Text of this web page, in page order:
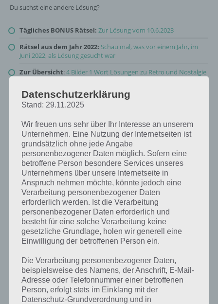
Du suchst eine andere Lösung?
Tägliches BONUS Rätsel: Zur Lösung vom 10.6.2023
Rätsel aus dem Jahr 2022: Schau mal, was vor einem Jahr, im
Juni 2022, als Lösung gesucht war
Zur Übersicht:4 Bilder 1 Wort Lösungen zu Retro und Nostalgie
Datenschutzerklärung
Stand: 29.11.2025
Wir freuen uns sehr über Ihr Interesse an unserem
Unternehmen. Eine Nutzung der Internetseiten ist
grundsätzlich ohne jede Angabe
personenbezogener Daten möglich. Sofern eine
betroffene Person besondere Services unseres
Unternehmens über unsere Internetseite in
Anspruch nehmen möchte, könnte jedoch eine
Verarbeitung personenbezogener Daten
erforderlich werden. Ist die Verarbeitung
personenbezogener Daten erforderlich und
besteht für eine solche Verarbeitung keine
gesetzliche Grundlage, holen wir generell eine
Einwilligung der betroffenen Person ein.
Die Verarbeitung personenbezogener Daten,
beispielsweise des Namens, der Anschrift, E-Mail-
Adresse oder Telefonnummer einer betroffenen
Person, erfolgt stets im Einklang mit der
Datenschutz-Grundverordnung und in